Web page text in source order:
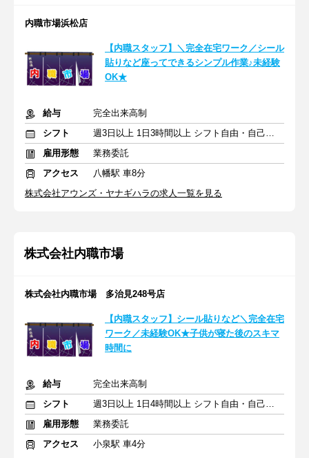
内職市場浜松店
【内職スタッフ】＼完全在宅ワーク／シール
貼りなど座ってできるシンプル作業♪未経験
OK★
給与
完全出来高制
シフト
週3日以上 1日3時間以上 シフト自由・自己申告
雇用形態
業務委託
アクセス
八幡駅 車8分
株式会社アウンズ・ヤナギハラの求人一覧を見る
株式会社内職市場
株式会社内職市場 多治見248号店
【内職スタッフ】シール貼りなど＼完全在宅
ワーク／未経験OK★子供が寝た後のスキマ
時間に
給与
完全出来高制
シフト
週3日以上 1日4時間以上 シフト自由・自己申告
雇用形態
業務委託
アクセス
小泉駅 車4分